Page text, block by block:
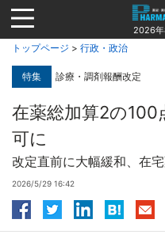
Jump
to
navigation
2026年
トップページ > 行政・政治
特集 診療・調剤報酬改定
在薬総加算2の100
可に
改定直前に大幅緩和、在
2026/5/29 16:42